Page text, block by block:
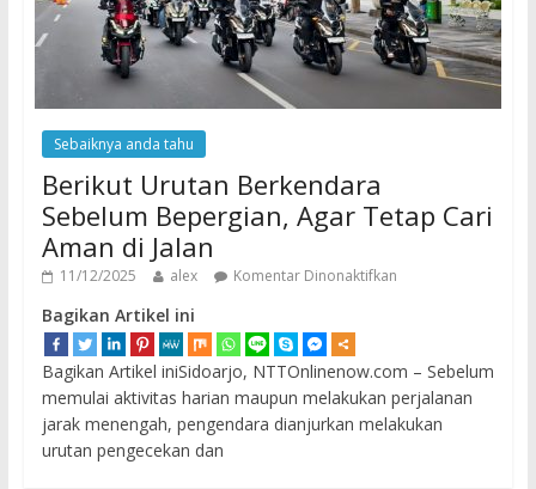
Sebaiknya anda tahu
Berikut Urutan Berkendara
Sebelum Bepergian, Agar Tetap Cari
Aman di Jalan
11/12/2025 alex Komentar Dinonaktifkan
Bagikan Artikel ini
Bagikan Artikel iniSidoarjo, NTTOnlinenow.com – Sebelum
memulai aktivitas harian maupun melakukan perjalanan
jarak menengah, pengendara dianjurkan melakukan
urutan pengecekan dan